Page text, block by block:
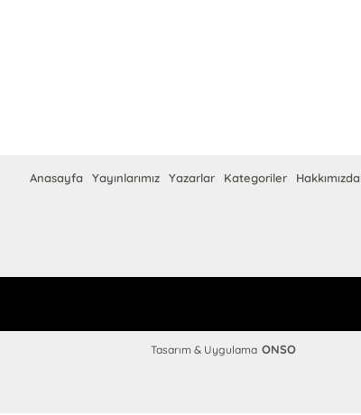
Anasayfa Yayınlarımız Yazarlar Kategoriler Hakkımızda
Tasarım & Uygulama ONSO